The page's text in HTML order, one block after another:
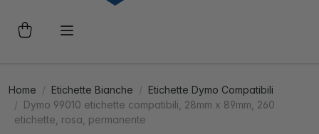
Home Etichette Bianche
Etichette Dymo Compatibili
Dymo 99010 etichette compatibili, 28mm x 89mm, 260
etichette, rosa, permanente